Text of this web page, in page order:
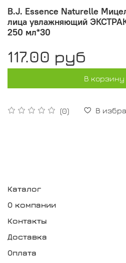
B.J. Essence Naturelle
лица увлажняющий
250 мл*30
(0) В
117.00 руб
В корзину
Каталог
О компании
Контакты
Доставка
Оплата